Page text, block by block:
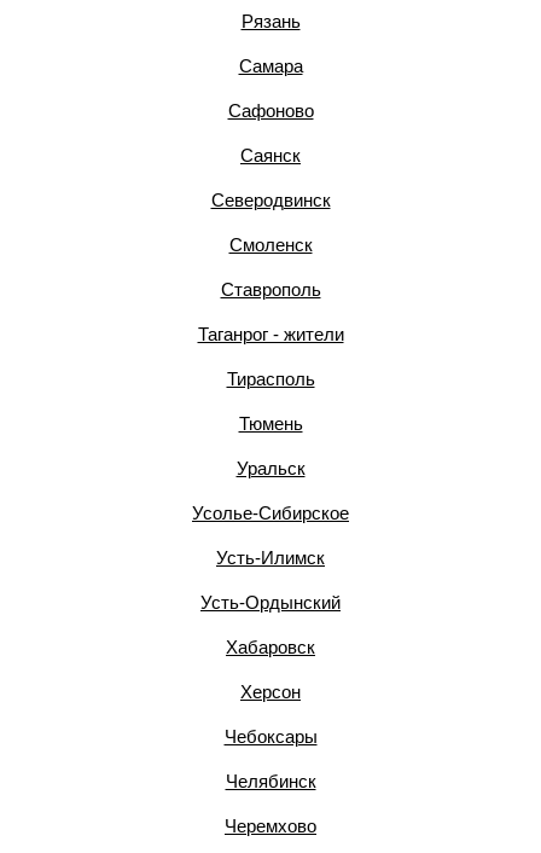
Рязань
Самара
Сафоново
Саянск
Северодвинск
Смоленск
Ставрополь
Таганрог - жители
Тирасполь
Тюмень
Уральск
Усолье-Сибирское
Усть-Илимск
Усть-Ордынский
Хабаровск
Херсон
Чебоксары
Челябинск
Черемхово